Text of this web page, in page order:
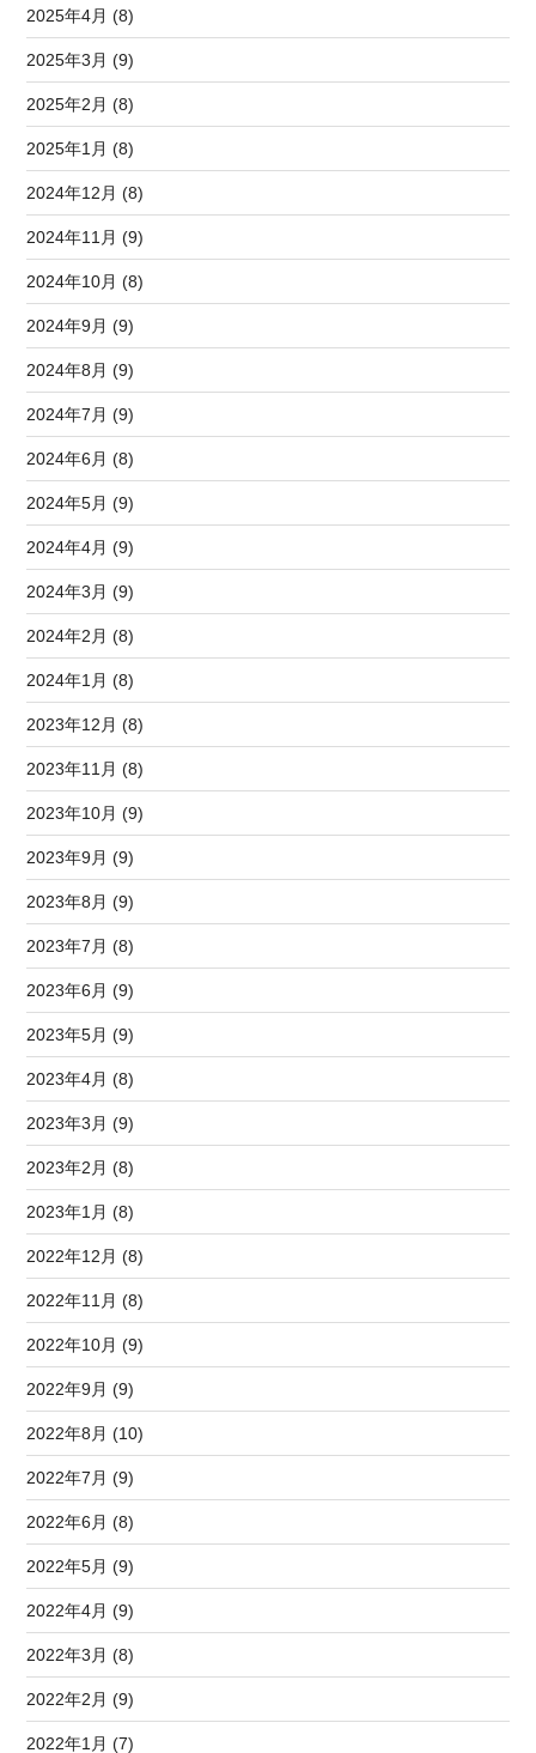
2025年4月 (8)
2025年3月 (9)
2025年2月 (8)
2025年1月 (8)
2024年12月 (8)
2024年11月 (9)
2024年10月 (8)
2024年9月 (9)
2024年8月 (9)
2024年7月 (9)
2024年6月 (8)
2024年5月 (9)
2024年4月 (9)
2024年3月 (9)
2024年2月 (8)
2024年1月 (8)
2023年12月 (8)
2023年11月 (8)
2023年10月 (9)
2023年9月 (9)
2023年8月 (9)
2023年7月 (8)
2023年6月 (9)
2023年5月 (9)
2023年4月 (8)
2023年3月 (9)
2023年2月 (8)
2023年1月 (8)
2022年12月 (8)
2022年11月 (8)
2022年10月 (9)
2022年9月 (9)
2022年8月 (10)
2022年7月 (9)
2022年6月 (8)
2022年5月 (9)
2022年4月 (9)
2022年3月 (8)
2022年2月 (9)
2022年1月 (7)